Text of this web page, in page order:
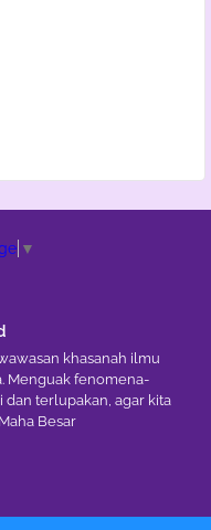
▼
khasanah ilmu
Menguak fenomena-
terlupakan, agar kita
Besar